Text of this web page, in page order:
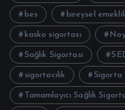
bes bireysel
kasko sigortası
Sağlık Sigortası
sigortacılık Sigorta
Tamamlayıcı Sağlık